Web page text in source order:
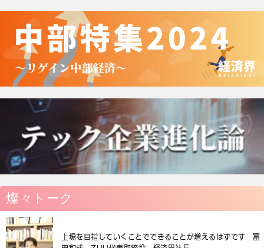
燦々トーク
上場を目指していくことでできることが増えるはずです 冨